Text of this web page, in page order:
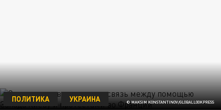
© MAKSIM KONSTANTINOV/GLOBALLOOKPRESS
ПОЛИТИКА УКРАИНА